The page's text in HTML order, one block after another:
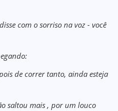
com o sorriso na voz - você
de correr tanto, ainda esteja
saltou mais , por um louco